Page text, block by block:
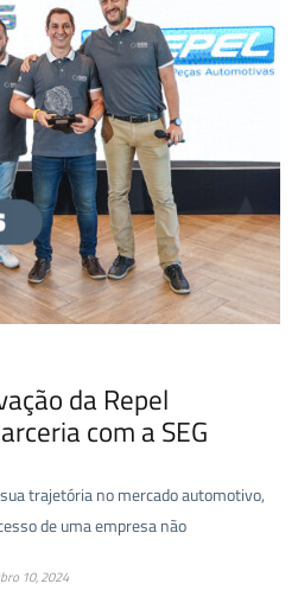
da Repel
com a SEG
trajetória no mercado automotivo,
de uma empresa não
10, 2024